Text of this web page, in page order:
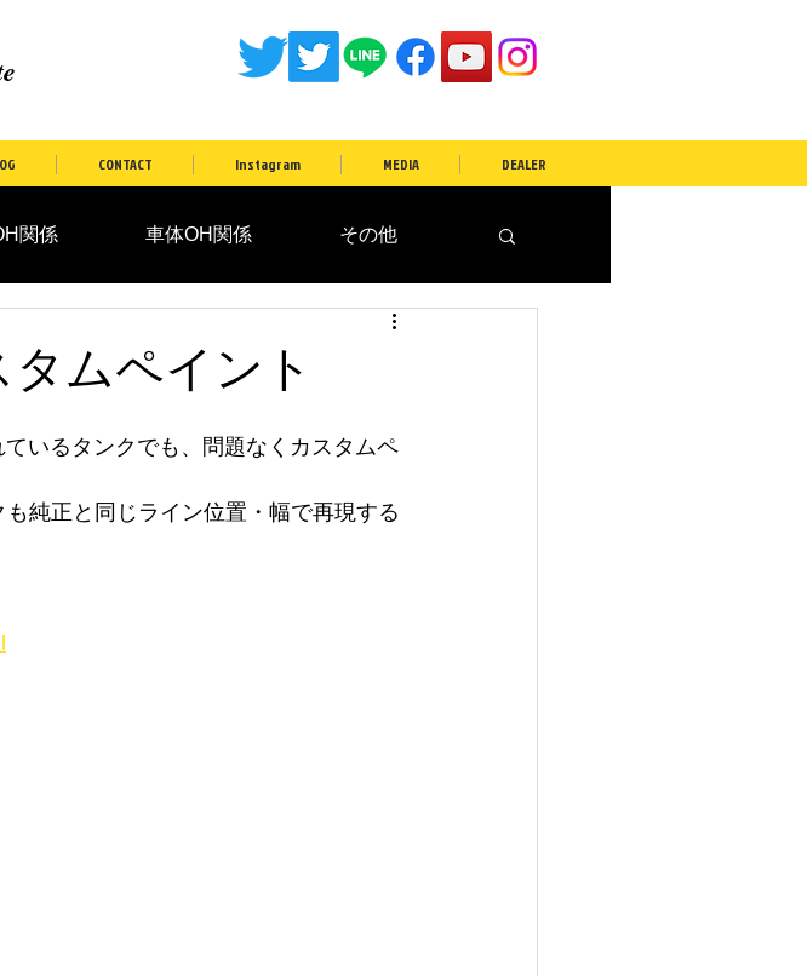
CONTACT Instagram MEDIA DEALER
関係 車体OH関係 その他
ムペイント
いるタンクでも、問題なくカスタムペ
純正と同じライン位置・幅で再現する